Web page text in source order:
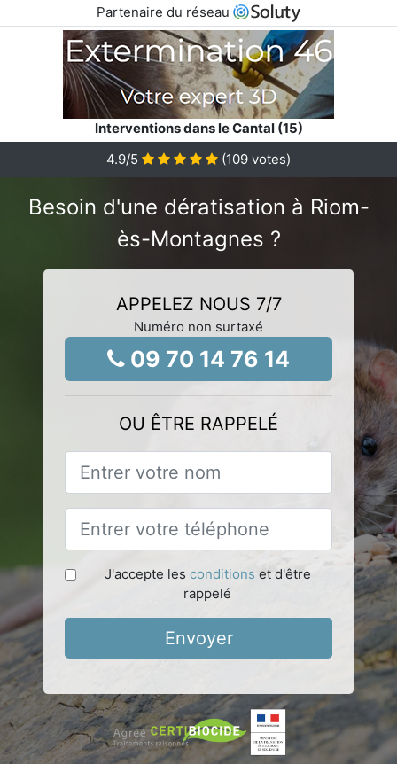
Partenaire du réseau
Interventions dans le Cantal (15)
4.9/5 (109 votes)
Besoin d'une dératisation à Riom-
ès-Montagnes ?
APPELEZ NOUS 7/7
Numéro non surtaxé
09 70 14 76 14
OU ÊTRE RAPPELÉ
J'accepte les conditions et d'être
rappelé
Envoyer